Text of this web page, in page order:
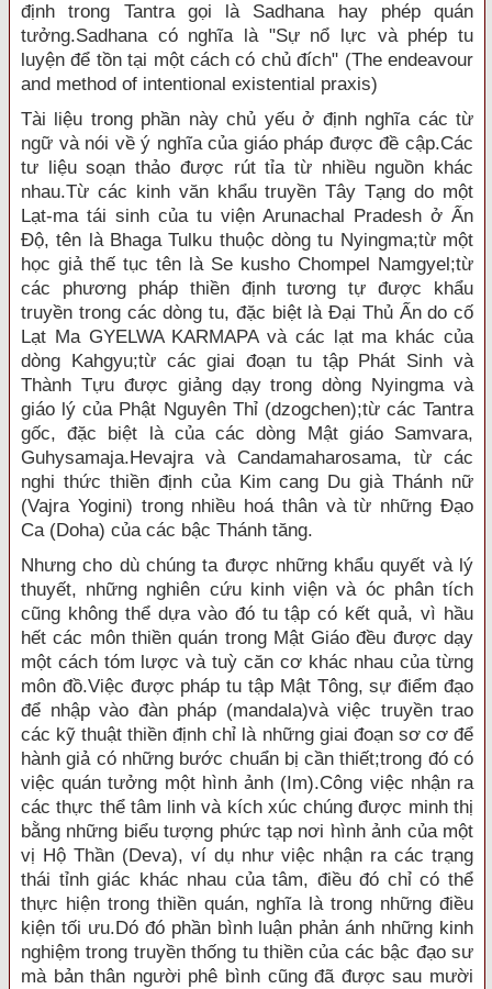
định trong Tantra gọi là Sadhana hay phép quán
tưởng.Sadhana có nghĩa là "Sự nổ lực và phép tu
luyện để tồn tại một cách có chủ đích" (The endeavour
and method of intentional existential praxis)
Tài liệu trong phần này chủ yếu ở định nghĩa các từ
ngữ và nói về ý nghĩa của giáo pháp được đề cập.Các
tư liệu soạn thảo được rút tỉa từ nhiều nguồn khác
nhau.Từ các kinh văn khẩu truyền Tây Tạng do một
Lạt-ma tái sinh của tu viện Arunachal Pradesh ở Ấn
Ðộ, tên là Bhaga Tulku thuộc dòng tu Nyingma;từ một
học giả thế tục tên là Se kusho Chompel Namgyel;từ
các phương pháp thiền định tương tự được khẩu
truyền trong các dòng tu, đặc biệt là Ðại Thủ Ấn do cố
Lạt Ma GYELWA KARMAPA và các lạt ma khác của
dòng Kahgyu;từ các giai đoạn tu tập Phát Sinh và
Thành Tựu được giảng dạy trong dòng Nyingma và
giáo lý của Phật Nguyên Thỉ (dzogchen);từ các Tantra
gốc, đặc biệt là của các dòng Mật giáo Samvara,
Guhysamaja.Hevajra và Candamaharosama, từ các
nghi thức thiền định của Kim cang Du già Thánh nữ
(Vajra Yogini) trong nhiều hoá thân và từ những Ðạo
Ca (Doha) của các bậc Thánh tăng.
Nhưng cho dù chúng ta được những khẩu quyết và lý
thuyết, những nghiên cứu kinh viện và óc phân tích
cũng không thể dựa vào đó tu tập có kết quả, vì hầu
hết các môn thiền quán trong Mật Giáo đều được dạy
một cách tóm lược và tuỳ căn cơ khác nhau của từng
môn đồ.Việc được pháp tu tập Mật Tông, sự điểm đạo
để nhập vào đàn pháp (mandala)và việc truyền trao
các kỹ thuật thiền định chỉ là những giai đoạn sơ cơ để
hành giả có những bước chuẩn bị cần thiết;trong đó có
việc quán tưởng một hình ảnh (Im).Công việc nhận ra
các thực thể tâm linh và kích xúc chúng được minh thị
bằng những biểu tượng phức tạp nơi hình ảnh của một
vị Hộ Thần (Deva), ví dụ như việc nhận ra các trạng
thái tỉnh giác khác nhau của tâm, điều đó chỉ có thể
thực hiện trong thiền quán, nghĩa là trong những điều
kiện tối ưu.Dó đó phần bình luận phản ánh những kinh
nghiệm trong truyền thống tu thiền của các bậc đạo sư
mà bản thân người phê bình cũng đã được sau mười